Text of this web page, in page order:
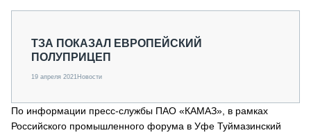
О ПРОЕКТЕ
ТЗА ПОКАЗАЛ ЕВРОПЕЙСКИЙ
ПОЛУПРИЦЕП
19 апреля 2021Новости
По информации пресс-службы ПАО «КАМАЗ», в рамках
Российского промышленного форума в Уфе Туймазинский